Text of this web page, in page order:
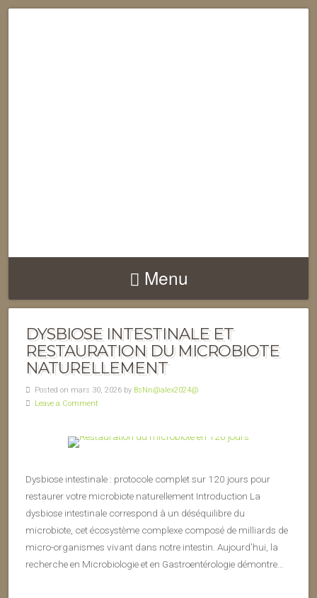
Menu
DYSBIOSE INTESTINALE ET
RESTAURATION DU MICROBIOTE
NATURELLEMENT
Posted on mars 30, 2026 by BsNn@alex2024@
Leave a Comment
Dysbiose intestinale : protocole complet sur 120 jours pour
restaurer votre microbiote naturellement Introduction La
dysbiose intestinale correspond à un déséquilibre du
microbiote, cet écosystème complexe composé de milliards de
micro-organismes vivant dans notre intestin. Aujourd’hui, la
recherche en Microbiologie et en Gastroentérologie démontre…